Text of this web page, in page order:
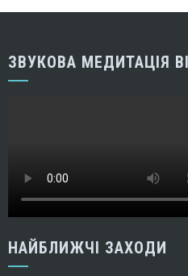
ЗВУКОВА МЕДИТАЦІЯ
НАЙБЛИЖЧІ ЗАХОДИ